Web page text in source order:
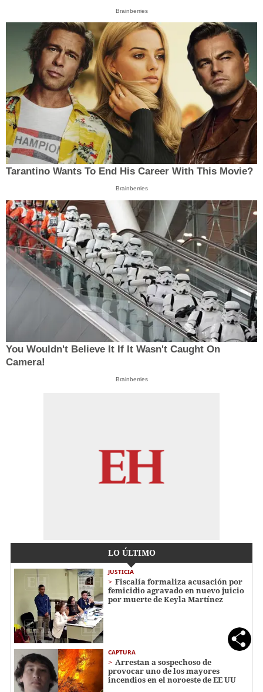
Brainberries
Tarantino Wants To End His Career With This Movie?
Brainberries
You Wouldn't Believe It If It Wasn't Caught On
Camera!
Brainberries
LO ÚLTIMO
JUSTICIA
Fiscalía formaliza acusación por
femicidio agravado en nuevo juicio
por muerte de Keyla Martínez
CAPTURA
Arrestan a sospechoso de
provocar uno de los mayores
incendios en el noroeste de EE UU